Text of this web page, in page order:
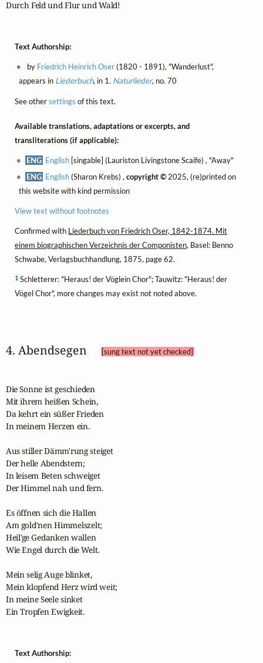
Durch Feld und Flur und Wald!
Text Authorship:
by Friedrich Heinrich Oser(1820 - 1891), "Wanderlust",
appears in Liederbuch, in 1. Naturlieder, no. 70
See othersettings of this text.
Available translations, adaptations or excerpts, and
transliterations (if applicable):
ENG English [singable] (Lauriston Livingstone Scaife) , "Away"
ENG English(Sharon Krebs) ,copyright © 2025, (re)printed on
this website with kind permission
View text without footnotes
Confirmed with Liederbuch von Friedrich Oser, 1842-1874. Mit
einem biographischen Verzeichnis der Componisten, Basel: Benno
Schwabe, Verlagsbuchhandlung, 1875, page 62.
1Schletterer: "Heraus! der Vöglein Chor"; Tauwitz: "Heraus! der
Vögel Chor", more changes may exist not noted above.
4. Abendsegen [sung text not yet checked]
Die Sonne ist geschieden
Mit ihrem heißen Schein,
Da kehrt ein süßer Frieden
In meinem Herzen ein.
Aus stiller Dämm'rung steiget
Der helle Abendstern;
In leisem Beten schweiget
Der Himmel nah und fern.
Es öffnen sich die Hallen
Am gold'nen Himmelszelt;
Heil'ge Gedanken wallen
Wie Engel durch die Welt.
Mein selig Auge blinket,
Mein klopfend Herz wird weit;
In meine Seele sinket
Ein Tropfen Ewigkeit.
Text Authorship: